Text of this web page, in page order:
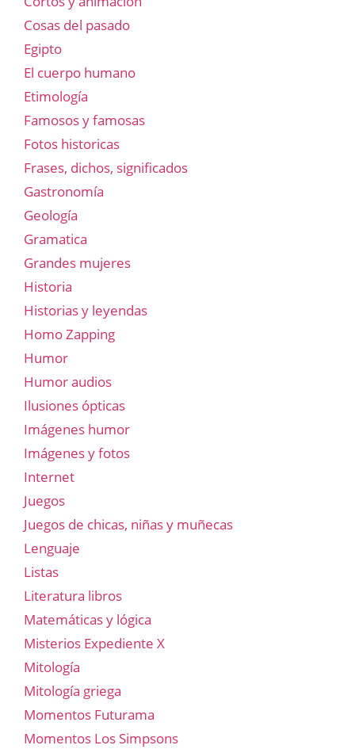
Cosas del pasado
Egipto
El cuerpo humano
Etimología
Famosos y famosas
Fotos historicas
Frases, dichos, significados
Gastronomía
Geología
Gramatica
Grandes mujeres
Historia
Historias y leyendas
Homo Zapping
Humor
Humor audios
Ilusiones ópticas
Imágenes humor
Imágenes y fotos
Internet
Juegos
Juegos de chicas, niñas y muñecas
Lenguaje
Listas
Literatura libros
Matemáticas y lógica
Misterios Expediente X
Mitología
Mitología griega
Momentos Futurama
Momentos Los Simpsons